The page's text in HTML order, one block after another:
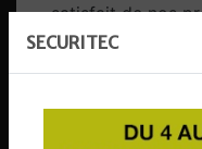
SECURITEC
satisfait de nos
roulants.
propriété. Faites
SECURITEC